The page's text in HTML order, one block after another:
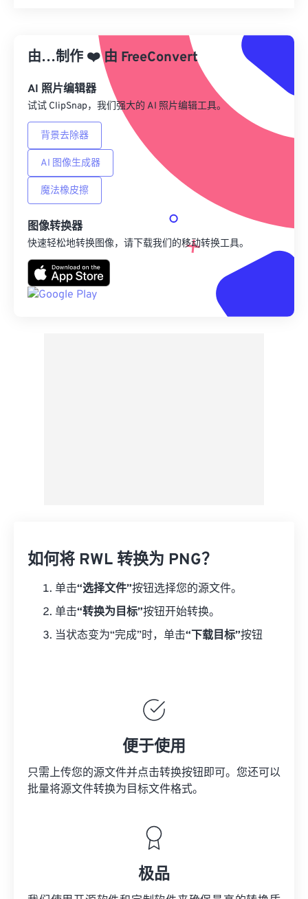
从预设应用
另存为预设
由…制作 ❤️由 FreeConvert
AI 照片编辑器
试试 ClipSnap，我们强大的 AI 照片编辑工具。
背景去除器
AI 图像生成器
魔法橡皮擦
图像转换器
快速轻松地转换图像，请下载我们的移动转换工具。
如何将 RWL 转换为 PNG？
单击“选择文件”按钮选择您的源文件。
单击“转换为目标”按钮开始转换。
当状态变为“完成”时，单击“下载目标”按钮
便于使用
只需上传您的源文件并点击转换按钮即可。您还可以
批量将源文件转换为目标文件格式。
极品